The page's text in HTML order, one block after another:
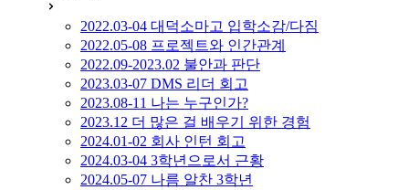
2022.03-04 대덕소마고 입학소감/다짐
2022.05-08 프로젝트와 인간관계
2022.09-2023.02 불안과 판단
2023.03-07 DMS 리더 회고
2023.08-11 나는 누구인가?
2023.12 더 많은 걸 배우기 위한 경험
2024.01-02 회사 인턴 회고
2024.03-04 3학년으로서 근황
2024.05-07 나름 알찬 3학년